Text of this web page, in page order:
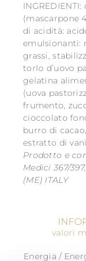
(mascarpone
di acidità:
emulsionanti:
grassi,
torlo d’uovo
gelatina
(uova
frumento,
cioccolato
burro di
estratto di
Prodotto e
Medici 367/
(ME) ITALY
valori
Energia /